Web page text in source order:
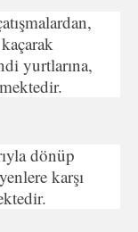
yurtlarına,
dönüp
karşı